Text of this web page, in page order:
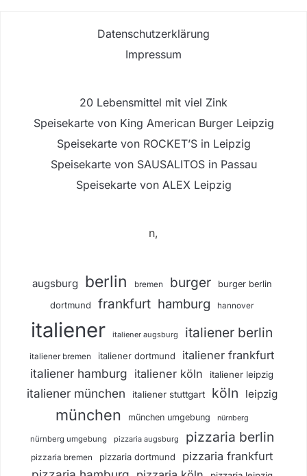
Datenschutzerklärung
Impressum
20 Lebensmittel mit viel Zink
Speisekarte von King American Burger Leipzig
Speisekarte von ROCKET’S in Leipzig
Speisekarte von SAUSALITOS in Passau
Speisekarte von ALEX Leipzig
n,
augsburg berlin bremen burger burger berlin
dortmund frankfurt hamburg hannover
italiener italiener augsburg italiener berlin
italiener bremen italiener dortmund italiener frankfurt
italiener hamburg italiener köln italiener leipzig
italiener münchen italiener stuttgart köln leipzig
münchen münchen umgebung nürnberg
nürnberg umgebung pizzaria augsburg pizzaria berlin
pizzaria bremen pizzaria dortmund pizzaria frankfurt